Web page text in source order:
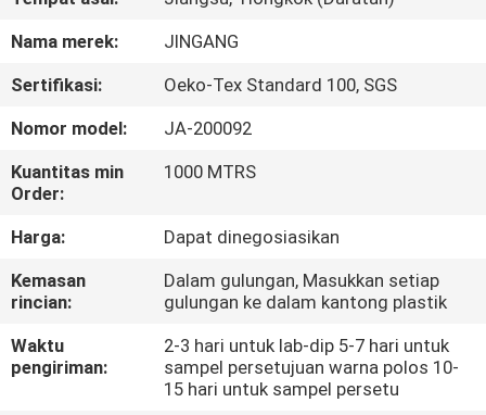
PABRIK
KONTROL
KUALITAS
HUBUNGI
KAMI
BERITA
Nama merek:
JINGANG
Sertifikasi:
Oeko-Tex Standard 100, SGS
Nomor model:
JA-200092
Kuantitas min
Order:
1000 MTRS
Harga:
Dapat dinegosiasikan
Kemasan
rincian:
Dalam gulungan, Masukkan setiap
gulungan ke dalam kantong plastik
Waktu
pengiriman:
2-3 hari untuk lab-dip 5-7 hari untuk
sampel persetujuan warna polos 10-
15 hari untuk sampel persetu